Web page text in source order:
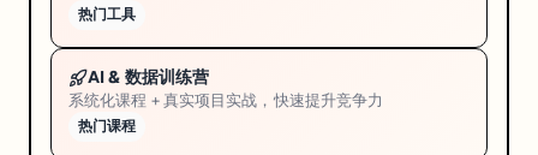
热门工具
AI & 数据训练营
系统化课程 + 真实项目实战，快速提升竞争力
热门课程